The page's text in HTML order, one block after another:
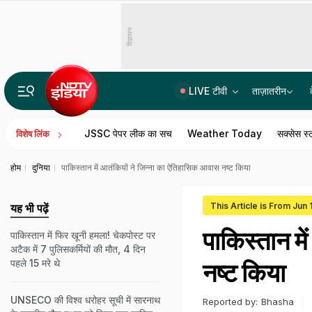
विज्ञापन
LIVE टीवी ताज़ातरीन
विशेष लिंक JSSC पेपर लीक का सच Weather Today सक्सेस
होम दुनिया पाकिस्तान में आतंकियों ने जिन्ना का ऐतिहासिक आवास नष्ट किया
This Article is From Jun
पाकिस्तान
नष्ट किया
Reported by: Bhasha
यह भी पढ़ें
पाकिस्तान में फिर खूनी हमला! चेकपोस्ट पर
अटैक में 7 पुलिसकर्मियों की मौत, 4 दिन
पहले 15 मरे थे
UNSECO की विश्व धरोहर सूची में सारनाथ